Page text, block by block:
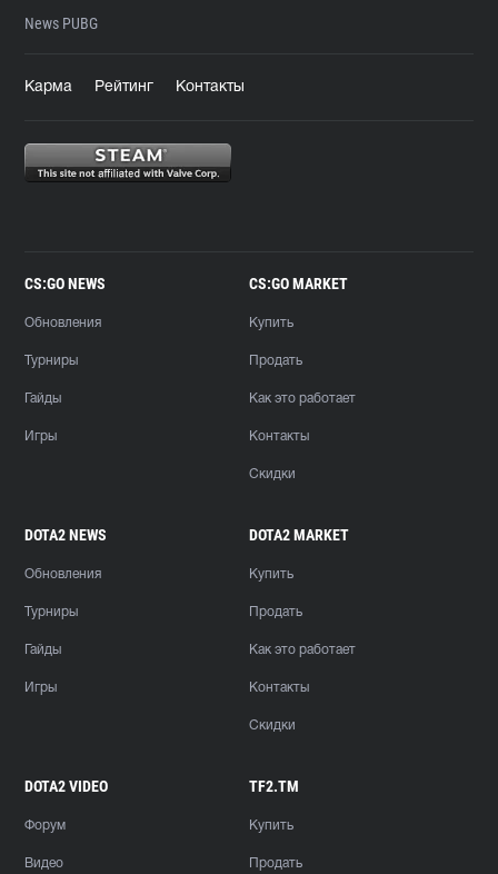
News PUBG
Карма Рейтинг Контакты
CS:GO NEWS
Обновления
Турниры
Гайды
Игры
CS:GO MARKET
Купить
Продать
Как это работает
Контакты
Скидки
DOTA2 NEWS
Обновления
Турниры
Гайды
Игры
DOTA2 MARKET
Купить
Продать
Как это работает
Контакты
Скидки
DOTA2 VIDEO
Форум
Видео
TF2.TM
Купить
Продать